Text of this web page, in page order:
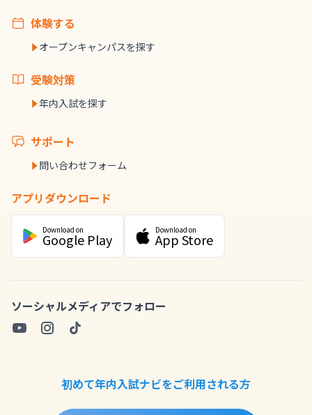
体験する
オープンキャンパスを探す
受験対策
年内入試を探す
サポート
問い合わせフォーム
アプリダウンロード
Download on
Google Play
Download on
App Store
ソーシャルメディアでフォロー
初めて年内入試ナビをご利用される方